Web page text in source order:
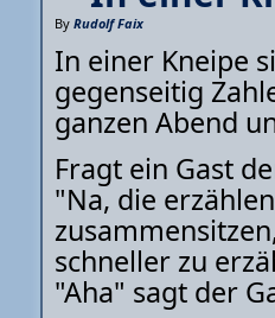
By Rudolf Faix
In einer Kneipe
gegenseitig
ganzen Abend
Fragt ein Gast
"Na, die
schneller zu
"Aha" sagt der